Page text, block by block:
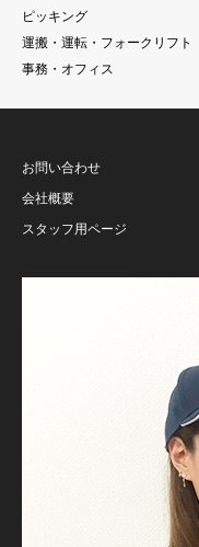
ピッキング
運搬・運転・フォークリフト
事務・オフィス
お問い合わせ
会社概要
スタッフ用ページ